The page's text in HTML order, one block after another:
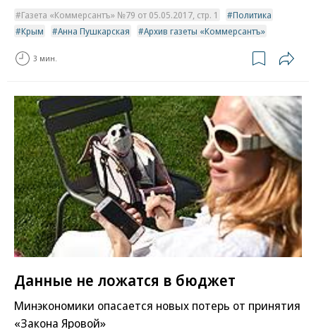
Газета «Коммерсантъ» №79 от 05.05.2017, стр. 1
Политика
Крым
Анна Пушкарская Архив газеты «Коммерсантъ»
3 мин.
Данные не ложатся в бюджет
Минэкономики опасается новых потерь от принятия
«Закона Яровой»